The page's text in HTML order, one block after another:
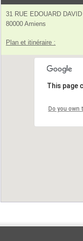
31 RUE EDOUARD DAVID
80000 Amiens
Plan et itinéraire :
This page
Do you